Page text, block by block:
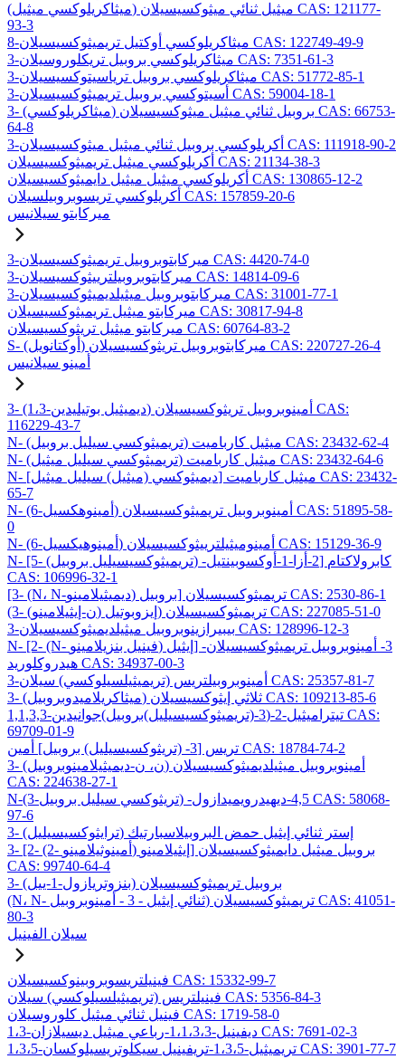
(ميثاكريلوكسي ميثيل) ميثيل ثنائي ميثوكسيسيلان CAS: 121177-
93-3
8-ميثاكريلوكسي أوكتيل تريميثوكسيسيلان CAS: 122749-49-9
3-ميثاكريلوكسي بروبيل تريكلوروسيلان CAS: 7351-61-3
3-ميثاكريلوكسي بروبيل ترياسيتوكسيسيلان CAS: 51772-85-1
3-أسيتوكسي بروبيل تريميثوكسيسيلان CAS: 59004-18-1
3- (ميثاكريلوكسي) بروبيل ثنائي ميثيل ميثوكسيسيلان CAS: 66753-
64-8
3-أكريلوكسي بروبيل ثنائي ميثيل ميثوكسيسيلان CAS: 111918-90-2
أكريلوكسي ميثيل تريميثوكسيسيلان CAS: 21134-38-3
أكريلوكسي ميثيل ميثيل دايميثوكسيسيلان CAS: 130865-12-2
أكريلوكسي تريسوبروبيلسيلان CAS: 157859-20-6
ميركابتو سيلانيس
3-ميركابتوبروبيل تريميثوكسيسيلان CAS: 4420-74-0
3-ميركابتوبروبيلترييثوكسيسيلان CAS: 14814-09-6
3-ميركابتوبروبيل ميثيلديميثوكسيسيلان CAS: 31001-77-1
ميركابتو ميثيل تريميثوكسيسيلان CAS: 30817-94-8
ميركابتو ميثيل تريثوكسيسيلان CAS: 60764-83-2
S- (أوكتانويل) ميركابتوبروبيل تريثوكسيسيلان CAS: 220727-26-4
أمينو سيلانيس
3- (1،3-ديميثيل بوتيليدين) أمينوبروبيل تريثوكسيسيلان CAS:
116229-43-7
N- (تريميثوكسي سيليل بروبيل) ميثيل كارباميت CAS: 23432-62-4
N- (تريميثوكسي سيليل ميثيل) ميثيل كارباميت CAS: 23432-64-6
N- [ديميثوكسي (ميثيل) سيليل ميثيل] ميثيل كارباميت CAS: 23432-
65-7
N- (6-أمينوهكسيل) أمينوبروبيل تريميثوكسيسيلان CAS: 51895-58-
0
N- (6-أمينوهيكسيل) أمينوميثيلترييثوكسيسيلان CAS: 15129-36-9
N- [5- (تريميثوكسيسيليل بروبيل) -2-أزا-1-أوكسوبينتيل] كابرولاكتام
CAS: 106996-32-1
[3- (N، N-ديميثيلامينو) بروبيل] تريميثوكسيسيلان CAS: 2530-86-1
(3- (ن-إيثيلامينو) إيزوبوتيل) تريميثوكسيسيلان CAS: 227085-51-0
3-بيبيرازينوبروبيل ميثيلديميثوكسيسيلان CAS: 128996-12-3
N- [2- (N- فينيل بنزيلامينو) إيثيل] -3- أمينوبروبيل تريميثوكسيسيلان
هيدروكلوريد CAS: 34937-00-3
3-أمينوبروبيلتريس (تريميثيلسيلوكسي) سيلان CAS: 25357-81-7
3- (ميثاكريلاميدوبروبيل) ثلاثي إيثوكسيسيلان CAS: 109213-85-6
1,1,3,3-تيتراميثيل-2-(3-(تريميثوكسيسيليل)بروبيل)جوانيدين CAS:
69709-01-9
تريس [3- (تريثوكسيسيليل) بروبيل] أمين CAS: 18784-74-2
3- (ن، ن-ديميثيلامينوبروبيل) أمينوبروبيل ميثيلديميثوكسيسيلان
CAS: 224638-27-1
N-(3-تريثوكسي سيليل بروبيل) -4,5-ديهيدرويميدازول CAS: 58068-
97-6
3- (ترايثوكسيسيليل) إستر ثنائي إيثيل حمض البروبيلاسبارتيك
3- [2- (2- أمينوثيلامينو) إيثيلامينو] بروبيل ميثيل دايميثوكسيسيلان
CAS: 99740-64-4
3- (بنزوتريازول-1-ييل) بروبيل تريميثوكسيسيلان
(N، N- ثنائي إيثيل - 3 - أمينوبروبيل) تريميثوكسيسيلان CAS: 41051-
80-3
سيلان الفينيل
فينيلتريسوبروبينوكسيسيلان CAS: 15332-99-7
فينيلتريس (تريميثيلسيلوكسي) سيلان CAS: 5356-84-3
فينيل ثنائي ميثيل كلوروسيلان CAS: 1719-58-0
1،3-ديفينيل-1،1،3،3-رباعي ميثيل ديسيلازان CAS: 7691-02-3
1،3،5-تريميثيل-1،3،5-تريفينيل سيكلوتريسيلوكسان CAS: 3901-77-7